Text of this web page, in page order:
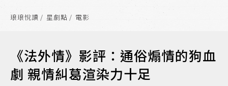
琅琅悅讀 星劇點 電影
《法外情》影評：通俗煽情的狗血
劇 親情糾葛渲染力十足